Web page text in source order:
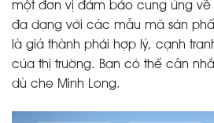
một đơn vị đảm bảo cung ứng về
đa dạng với các mẫu mã sản
là giá thành phải hợp lý, cạnh
của thị trường. Bạn có thể cân
dù che Minh Long.